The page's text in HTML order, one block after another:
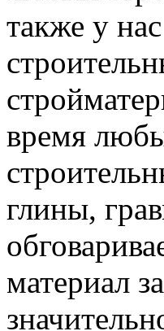
также у
время
глины,
материал